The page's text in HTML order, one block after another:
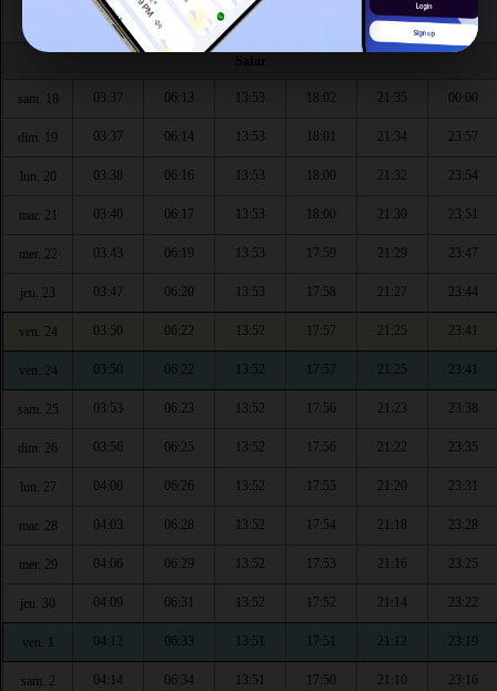
Fajr Chourouq Dhouhr Maghrib Isha
sam. 18 03:37 06:13 13:53 18:02 21:35 00:00
dim. 19 03:37 06:14 13:53 18:01 21:34 23:57
lun. 20 03:38 06:16 13:53 18:00 21:32 23:54
mar. 21 03:40 06:17 13:53 18:00 21:30 23:51
mer. 22 03:43 06:19 13:53 17:59 21:29 23:47
jeu. 23 03:47 06:20 13:53 17:58 21:27 23:44
ven. 24 03:50 06:22 13:52 17:57 21:25 23:41
ven. 24 03:50 06:22 13:52 17:57 21:25 23:41
sam. 25 03:53 06:23 13:52 17:56 21:23 23:38
dim. 26 03:56 06:25 13:52 17:56 21:22 23:35
lun. 27 04:00 06:26 13:52 17:55 21:20 23:31
mar. 28 04:03 06:28 13:52 17:54 21:18 23:28
mer. 29 04:06 06:29 13:52 17:53 21:16 23:25
jeu. 30 04:09 06:31 13:52 17:52 21:14 23:22
ven. 1 04:12 06:33 13:51 17:51 21:12 23:19
sam. 2 04:14 06:34 13:51 17:50 21:10 23:16